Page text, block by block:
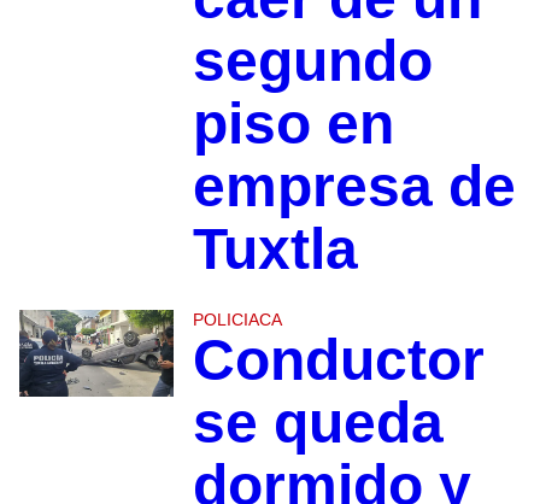
segundo
piso en
empresa de
Tuxtla
POLICIACA
Conductor
se queda
dormido y